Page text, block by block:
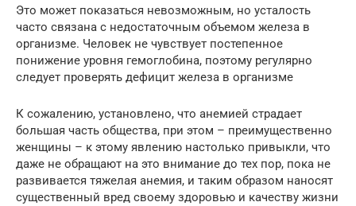
Это может показаться невозможным, но усталость
часто связана с недостаточным объемом железа в
организме. Человек не чувствует постепенное
понижение уровня гемоглобина, поэтому регулярно
следует проверять дефицит железа в организме
К сожалению, установлено, что анемией страдает
большая часть общества, при этом – преимущественно
женщины – к этому явлению настолько привыкли, что
даже не обращают на это внимание до тех пор, пока не
развивается тяжелая анемия, и таким образом наносят
существенный вред своему здоровью и качеству жизни